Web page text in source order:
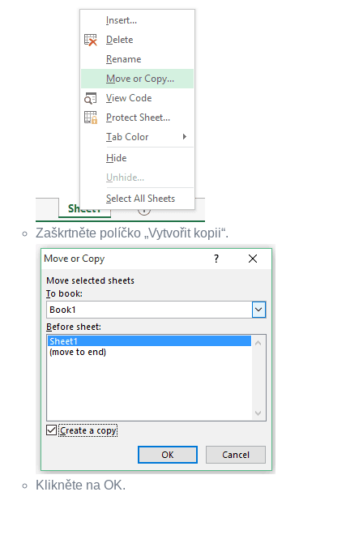
Zaškrtněte políčko „Vytvořit kopii“.
Klikněte na OK.